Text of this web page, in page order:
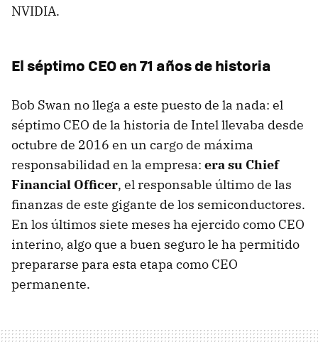
NVIDIA.
El séptimo CEO en 71 años de historia
Bob Swan no llega a este puesto de la nada: el
séptimo CEO de la historia de Intel llevaba desde
octubre de 2016 en un cargo de máxima
responsabilidad en la empresa: era su Chief
Financial Officer, el responsable último de las
finanzas de este gigante de los semiconductores.
En los últimos siete meses ha ejercido como CEO
interino, algo que a buen seguro le ha permitido
prepararse para esta etapa como CEO
permanente.